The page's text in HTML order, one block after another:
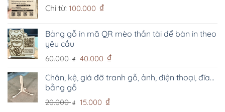
Chỉ từ: 100.000 ₫
Bảng gỗ in mã QR mèo thần tài để bàn in theo
yêu cầu
60.000₫
Giá
là:
40.000 ₫Giá
tại
Chân, kệ, giá đỡ tranh gỗ, ảnh, điện thoại, đĩa...
bằng gỗ
20.000₫ Giá
15.000 ₫Giá